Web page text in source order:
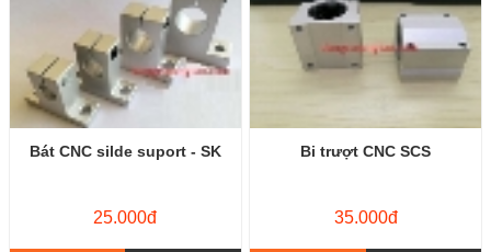
Bát CNC silde suport - SK
25.000đ
Bi trượt CNC SCS
35.000đ